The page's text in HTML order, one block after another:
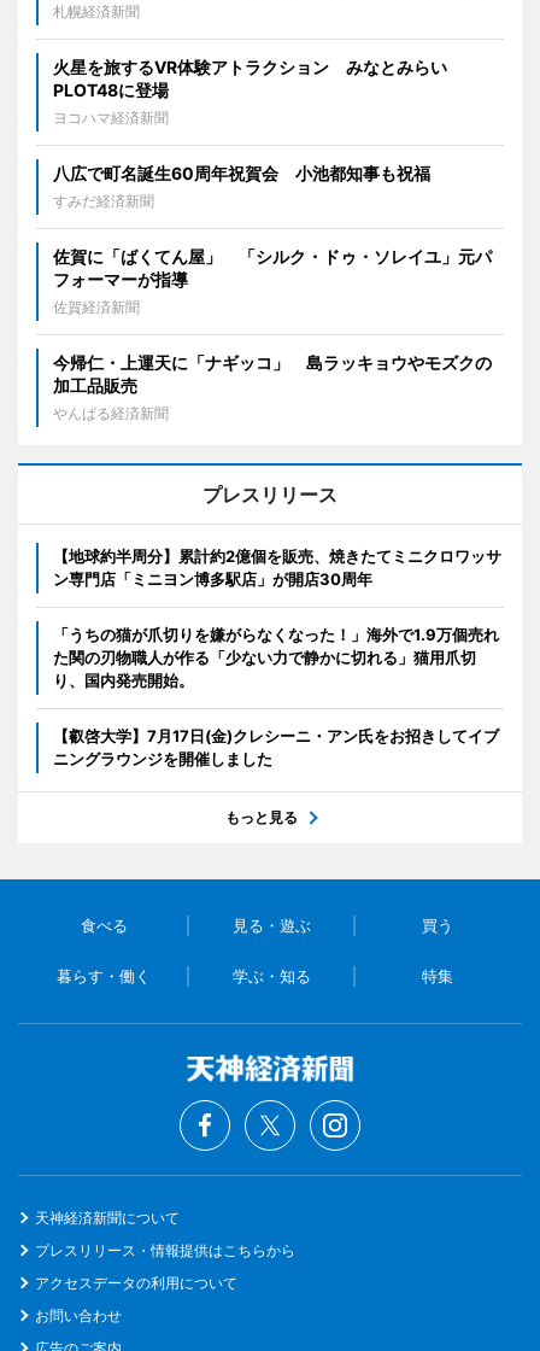
札幌経済新聞
火星を旅するVR体験アトラクション みなとみらい
PLOT48に登場
ヨコハマ経済新聞
八広で町名誕生60周年祝賀会 小池都知事も祝福
すみだ経済新聞
佐賀に「ばくてん屋」 「シルク・ドゥ・ソレイユ」元パ
フォーマーが指導
佐賀経済新聞
今帰仁・上運天に「ナギッコ」 島ラッキョウやモズクの
加工品販売
やんばる経済新聞
プレスリリース
【地球約半周分】累計約2億個を販売、焼きたてミニクロワッサ
ン専門店「ミニヨン博多駅店」が開店30周年
「うちの猫が爪切りを嫌がらなくなった！」海外で1.9万個売れ
た関の刃物職人が作る「少ない力で静かに切れる」猫用爪切
り、国内発売開始。
【叡啓大学】7月17日(金)クレシーニ・アン氏をお招きしてイブ
ニングラウンジを開催しました
もっと見る
食べる 見る・遊ぶ 買う
暮らす・働く 学ぶ・知る 特集
天神経済新聞について
プレスリリース・情報提供はこちらから
アクセスデータの利用について
お問い合わせ